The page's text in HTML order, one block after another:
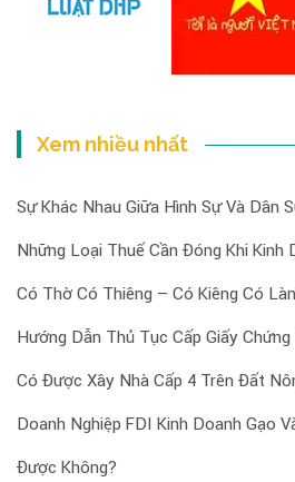
Xem nhiều nhất
Sự Khác Nhau Giữa Hình Sự Và Dân
Những Loại Thuế Cần Đóng Khi Kinh
Có Thờ Có Thiêng – Có Kiêng Có
Hướng Dẫn Thủ Tục Cấp Giấy
Có Được Xây Nhà Cấp 4 Trên Đất
Doanh Nghiệp FDI Kinh Doanh Gạo
Được Không?